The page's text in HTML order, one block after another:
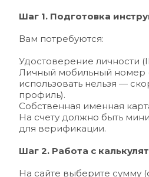
Шаг 1. Подготовка
Вам потребуются:
Удостоверение личности
Личный мобильный номер
использовать нельзя —
профиль).
Собственная именная
На счету должно быть
для верификации.
Шаг 2. Работа с
На сайте выберите сумму